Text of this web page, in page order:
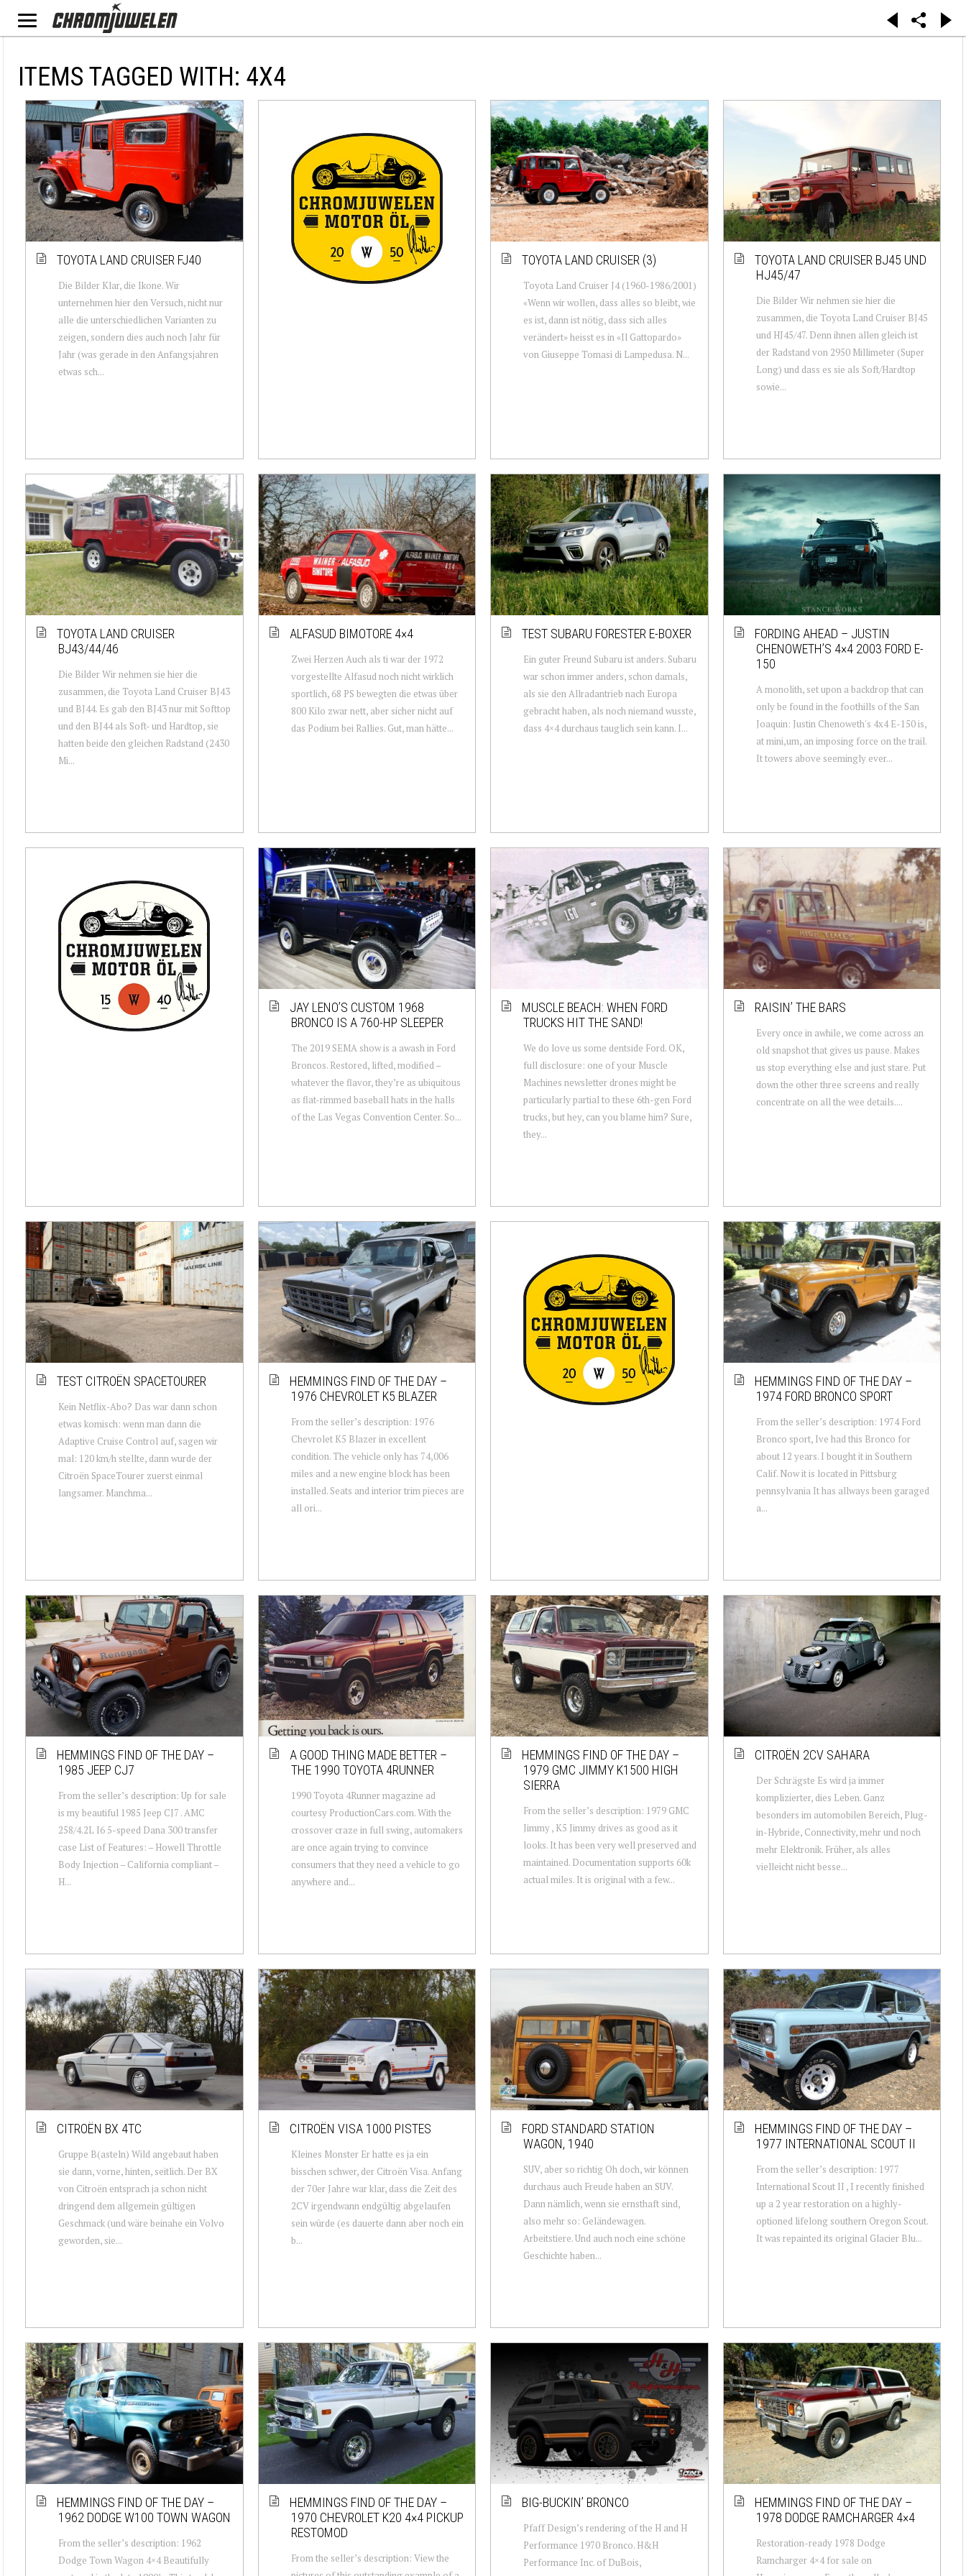
ITEMS TAGGED WITH: 4X4
TOYOTA LAND CRUISER FJ40
Die Bilder Klar, die Ikone. Wir
unternehmen hier den Versuch, nicht nur
alle die unterschiedlichen Varianten zu
zeigen, sondern dies auch noch Jahr für
Jahr (was gerade in den Anfangsjahren
etwas sch...
TOYOTA LAND CRUISER (3)
Toyota Land Cruiser J4 (1960-1986/2001)
«Wenn wir wollen, dass alles so bleibt, wie
es ist, dann ist nötig, dass sich alles
verändert» heisst es in «Il Gattopardo»
von Giuseppe Tomasi di Lampedusa. N...
TOYOTA LAND CRUISER BJ45 UND
HJ45/47
Die Bilder Wir nehmen sie hier die
zusammen, die Toyota Land Cruiser BJ45
und HJ45/47. Denn ihnen allen gleich ist
der Radstand von 2950 Millimeter (Super
Long) und dass es sie als Soft/Hardtop
sowie...
TOYOTA LAND CRUISER
BJ43/44/46
Die Bilder Wir nehmen sie hier die
zusammen, die Toyota Land Cruiser BJ43
und BJ44. Es gab den BJ43 nur mit Softtop
und den BJ44 als Soft- und Hardtop, sie
hatten beide den gleichen Radstand (2430
Mi...
ALFASUD BIMOTORE 4×4
Zwei Herzen Auch als ti war der 1972
vorgestellte Alfasud noch nicht wirklich
sportlich, 68 PS bewegten die etwas über
800 Kilo zwar nett, aber sicher nicht auf
das Podium bei Rallies. Gut, man hätte...
TEST SUBARU FORESTER E-BOXER
Ein guter Freund Subaru ist anders. Subaru
war schon immer anders, schon damals,
als sie den Allradantrieb nach Europa
gebracht haben, als noch niemand wusste,
dass 4×4 durchaus tauglich sein kann. I...
FORDING AHEAD – JUSTIN
CHENOWETH’S 4×4 2003 FORD E-
150
A monolith, set upon a backdrop that can
only be found in the foothills of the San
Joaquin: Justin Chenoweth's 4x4 E-150 is,
at mini,um, an imposing force on the trail.
It towers above seemingly ever...
JAY LENO’S CUSTOM 1968
BRONCO IS A 760-HP SLEEPER
The 2019 SEMA show is a awash in Ford
Broncos. Restored, lifted, modified –
whatever the flavor, they’re as ubiquitous
as flat-rimmed baseball hats in the halls
of the Las Vegas Convention Center. So...
MUSCLE BEACH: WHEN FORD
TRUCKS HIT THE SAND!
We do love us some dentside Ford. OK,
full disclosure: one of your Muscle
Machines newsletter drones might be
particularly partial to these 6th-gen Ford
trucks, but hey, can you blame him? Sure,
they...
RAISIN’ THE BARS
Every once in awhile, we come across an
old snapshot that gives us pause. Makes
us stop everything else and just stare. Put
down the other three screens and really
concentrate on all the wee details....
TEST CITROËN SPACETOURER
Kein Netflix-Abo? Das war dann schon
etwas komisch: wenn man dann die
Adaptive Cruise Control auf, sagen wir
mal: 120 km/h stellte, dann wurde der
Citroën SpaceTourer zuerst einmal
langsamer. Manchma...
HEMMINGS FIND OF THE DAY –
1976 CHEVROLET K5 BLAZER
From the seller’s description: 1976
Chevrolet K5 Blazer in excellent
condition. The vehicle only has 74,006
miles and a new engine block has been
installed. Seats and interior trim pieces are
all ori...
HEMMINGS FIND OF THE DAY –
1974 FORD BRONCO SPORT
From the seller’s description: 1974 Ford
Bronco sport, Ive had this Bronco for
about 12 years. I bought it in Southern
Calif. Now it is located in Pittsburg
pennsylvania It has allways been garaged
a...
HEMMINGS FIND OF THE DAY –
1985 JEEP CJ7
From the seller’s description: Up for sale
is my beautiful 1985 Jeep CJ7 . AMC
258/4.2L I6 5-speed Dana 300 transfer
case List of Features: – Howell Throttle
Body Injection – California compliant –
H...
A GOOD THING MADE BETTER –
THE 1990 TOYOTA 4RUNNER
1990 Toyota 4Runner magazine ad
courtesy ProductionCars.com. With the
crossover craze in full swing, automakers
are once again trying to convince
consumers that they need a vehicle to go
anywhere and...
HEMMINGS FIND OF THE DAY –
1979 GMC JIMMY K1500 HIGH
SIERRA
From the seller’s description: 1979 GMC
Jimmy , K5 Jimmy drives as good as it
looks. It has been very well preserved and
maintained. Documentation supports 60k
actual miles. It is original with a few...
CITROËN 2CV SAHARA
Der Schrägste Es wird ja immer
komplizierter, dies Leben. Ganz
besonders im automobilen Bereich, Plug-
in-Hybride, Connectivity, mehr und noch
mehr Elektronik. Früher, als alles
vielleicht nicht besse...
CITROËN BX 4TC
Gruppe B(asteln) Wild angebaut haben
sie dann, vorne, hinten, seitlich. Der BX
von Citroën entsprach ja schon nicht
dringend dem allgemein gültigen
Geschmack (und wäre beinahe ein Volvo
geworden, sie...
CITROËN VISA 1000 PISTES
Kleines Monster Er hatte es ja ein
bisschen schwer, der Citroën Visa. Anfang
der 70er Jahre war klar, dass die Zeit des
2CV irgendwann endgültig abgelaufen
sein würde (es dauerte dann aber noch ein
b...
FORD STANDARD STATION
WAGON, 1940
SUV, aber so richtig Oh doch, wir können
durchaus auch Freude haben an SUV.
Dann nämlich, wenn sie ernsthaft sind,
also mehr so: Geländewagen.
Arbeitstiere. Und auch noch eine schöne
Geschichte haben...
HEMMINGS FIND OF THE DAY –
1977 INTERNATIONAL SCOUT II
From the seller’s description: 1977
International Scout II , I recently finished
up a 2 year restoration on a highly-
optioned lifelong southern Oregon Scout.
It was repainted its original Glacier Blu...
HEMMINGS FIND OF THE DAY –
1962 DODGE W100 TOWN WAGON
From the seller’s description: 1962
Dodge Town Wagon 4×4 Beautifully
HEMMINGS FIND OF THE DAY –
1970 CHEVROLET K20 4×4 PICKUP
RESTOMOD
From the seller’s description: View the
BIG-BUCKIN’ BRONCO
Pfaff Design’s rendering of the H and H
Performance 1970 Bronco. H&H
Performance Inc. of DuBois,
HEMMINGS FIND OF THE DAY –
1978 DODGE RAMCHARGER 4×4
Restoration-ready 1978 Dodge
Ramcharger 4×4 for sale on